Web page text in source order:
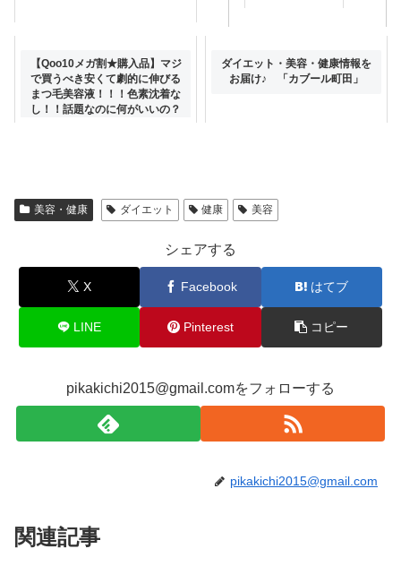
ダイエット美容健康全てに役に
立つ✨四毒を知りましょう
【Qoo10メガ割★購入品】マジ
で買うべき安くて劇的に伸びる
まつ毛美容液！！！色素沈着な
し！！話題なのに何がいいの？
ダイエット・美容・健康情報を
お届け♪ 「カブール町田」
美容・健康 ダイエット 健康 美容
シェアする
X Facebook はてブ
LINE Pinterest コピー
pikakichi2015@gmail.comをフォローする
pikakichi2015@gmail.com
関連記事